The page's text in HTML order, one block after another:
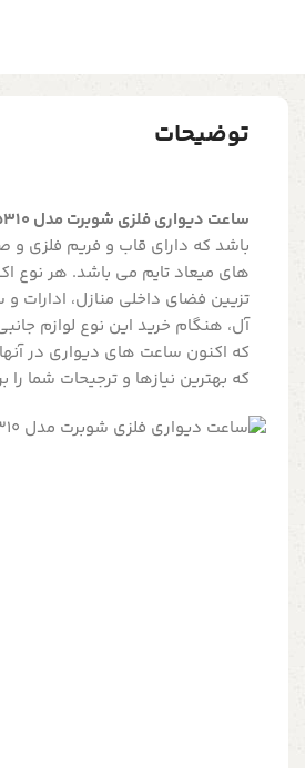
توضیحات
ساعت دیواری فلزی شوبرت مدل 5310 رنگ طوسی سیلور
باشد که دارای قاب و فریم فلزی
های میعاد تایم می باشد. هر نوع
تزیین فضای داخلی منازل، ادارات
آل، هنگام خرید این نوع لوازم
که اکنون ساعت های دیواری در
که بهترین نیازها و ترجیحات شما را